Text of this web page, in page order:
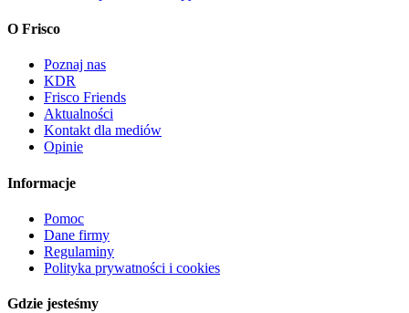
O Frisco
Poznaj nas
KDR
Frisco Friends
Aktualności
Kontakt dla mediów
Opinie
Informacje
Pomoc
Dane firmy
Regulaminy
Polityka prywatności i cookies
Gdzie jesteśmy